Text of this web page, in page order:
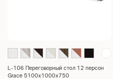
L-106 Переговорный стол 12 персон
Grace 5100х1000х750